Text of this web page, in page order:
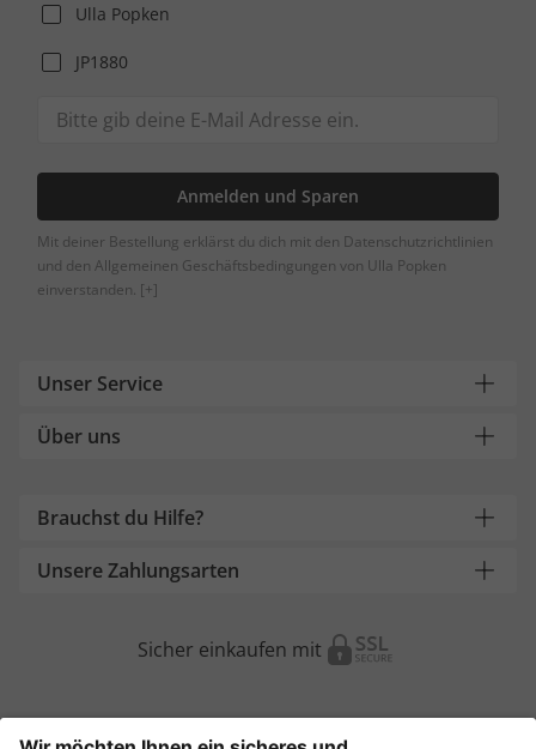
Ulla Popken
JP1880
Anmelden und Sparen
Mit deiner Bestellung erklärst du dich mit den Datenschutzrichtlinien
und den Allgemeinen Geschäftsbedingungen von Ulla Popken
einverstanden. [+]
Unser Service
Über uns
Brauchst du Hilfe?
Unsere Zahlungsarten
Sicher einkaufen mit
Weitere Onlineshops